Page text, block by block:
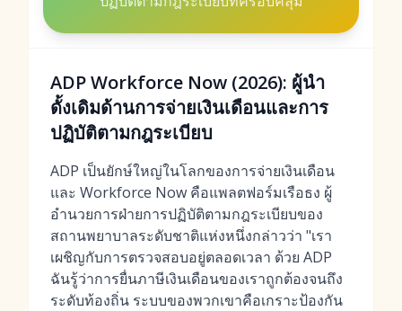
ADP Workforce Now (2026): ผู้นำ
ดั้งเดิมด้านการจ่ายเงินเดือนและการ
ปฏิบัติตามกฎระเบียบ
ADP เป็นยักษ์ใหญ่ในโลกของการจ่ายเงินเดือน
และ Workforce Now คือแพลตฟอร์มเรือธง ผู้
อำนวยการฝ่ายการปฏิบัติตามกฎระเบียบของ
สถานพยาบาลระดับชาติแห่งหนึ่งกล่าวว่า "เรา
เผชิญกับการตรวจสอบอยู่ตลอดเวลา ด้วย ADP
ฉันรู้ว่าการยื่นภาษีเงินเดือนของเราถูกต้องจนถึง
ระดับท้องถิ่น ระบบของพวกเขาคือเกราะป้องกัน